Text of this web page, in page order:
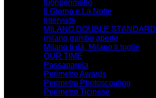
fuoriperimetro
Il Giorno e La Notte
Interviste
MILANO DOUBLE STANDARD
milano gambe aperte
Milano ti dà, Milano ti toglie
OUR TIME
Passaparola
Perimetro Awards
Perimetro Photoscouting
Perimetro Ticinese